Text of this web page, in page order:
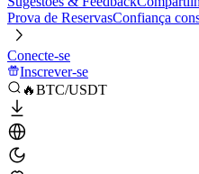
Prova de ReservasConfiança
Conecte-se
Inscrever-se
🔥BTC/USDT